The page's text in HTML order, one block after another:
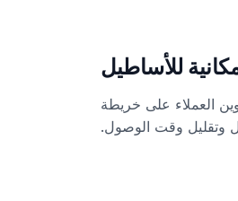
للأساطيل
العملاء على خريطة
وتقليل وقت الوصول.